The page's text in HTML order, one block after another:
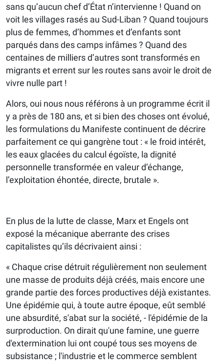
sans qu’aucun chef d’État n’intervienne ! Quand on
voit les villages rasés au Sud-Liban ? Quand toujours
plus de femmes, d’hommes et d’enfants sont
parqués dans des camps infâmes ? Quand des
centaines de milliers d’autres sont transformés en
migrants et errent sur les routes sans avoir le droit de
vivre nulle part !
Alors, oui nous nous référons à un programme écrit il
y a près de 180 ans, et si bien des choses ont évolué,
les formulations du Manifeste continuent de décrire
parfaitement ce qui gangrène tout : « le froid intérêt,
les eaux glacées du calcul égoïste, la dignité
personnelle transformée en valeur d’échange,
l’exploitation éhontée, directe, brutale ».
En plus de la lutte de classe, Marx et Engels ont
exposé la mécanique aberrante des crises
capitalistes qu’ils décrivaient ainsi :
« Chaque crise détruit régulièrement non seulement
une masse de produits déjà créés, mais encore une
grande partie des forces productives déjà existantes.
Une épidémie qui, à toute autre époque, eût semblé
une absurdité, s'abat sur la société, - l'épidémie de la
surproduction. On dirait qu'une famine, une guerre
d'extermination lui ont coupé tous ses moyens de
subsistance ; l'industrie et le commerce semblent